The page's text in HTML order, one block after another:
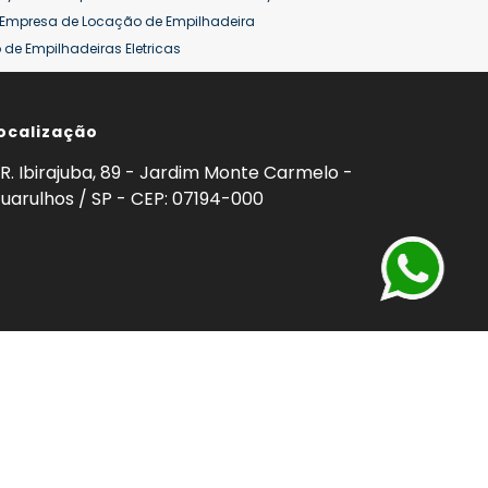
Empresa de Locação de Empilhadeira
Empilhadeiras Eletricas
de Empilhadeiras
Empilhadeira Hyster
ton Venda Empilhadeiras 25 ton
R. Ibirajuba, 89 - Jardim Monte Carmelo -
/ SP - CEP: 07194-000